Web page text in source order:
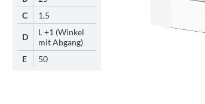
C
1,5
D
L +1 (Winkel
mit Abgang)
E
50